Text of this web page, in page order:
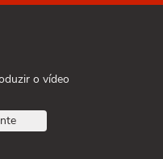
o vídeo